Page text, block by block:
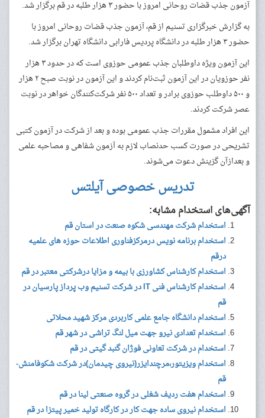
آزمون جذب قضات روحانی امروز با حضور ۳ هزار طلبه در قم برگزار شد.
به گزارش خبرگزاری تسنیم از قم، آزمون جذب قضات روحانی امروز با
حضور ۳ هزار طلبه در دانشگاه پردیس فارابی دانشگاه تهران برگزار شد.
این آزمون ویژه داوطلبان جذب عمومی حوزوی است که در حدود ۳ هزار
نفر حوزویان در این آزمون ثبت‌نام کردند و این آزمون در نوبت صبح ۲ هزار
و ۵۰۰ داوطلب حوزوی برادر و تعداد ۵۰۰ نفر شرکت‌کنندگان خواهر در نوبت
عصر شرکت کردند.
این افراد مشمول مقررات جذب عمومی بوده و بعد از شرکت در آزمون کتبی
تشریحی در صورت کسب حدنصاب لازم به آزمون شفاهی و مصاحبه علمی
و بعدازآن گزینش دعوت می‌شوند.
تدریس خصوصی آیلتس
آگهی‌های استخدام مشابه:
استخدام شرکت مهندسی شکوه صنعت در استان قم
استخدام برنامه نویس درمرکزفناوری اطلاعات حوزه های علمیه
درقم
استخدام کارشناس کشاورزی با بیمه و مزایا درشرکتی معتبر در قم
استخدام کارشناس فنی IT در شرکت تسنیم وب پرداز پارسیان در
قم
استخدام دانشگاه جامع علمی کاربردی مرکز شهید محلاتی
استخدام تعدادی نیرو جهت میل لنگ تراشی در شهر قم
استخدام در شرکت تعاونی فوژان گنبد گیتی در قم
استخدام ویزیتور،مرچندایزر(نیروی چیدمان)در شرکت شکوفامنش-
قم
استخدام هفت ردیف شغلی در گروه صنعتی لینا در قم
استخدام نیروی ساده جهت کار در کارگاه تولید خمیر پیتزا در قم